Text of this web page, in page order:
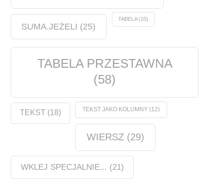
SUMA.JEŻELI (25)
TABELA(10)
TABELA PRZESTAWNA
(58)
TEKST (18) TEKST JAKO KOLUMNY(12)
WIERSZ(29)
WKLEJ SPECJALNIE... (21)